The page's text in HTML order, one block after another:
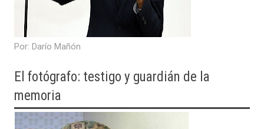
​Por: Darío Mañón
El fotógrafo: testigo y guardián de la
memoria